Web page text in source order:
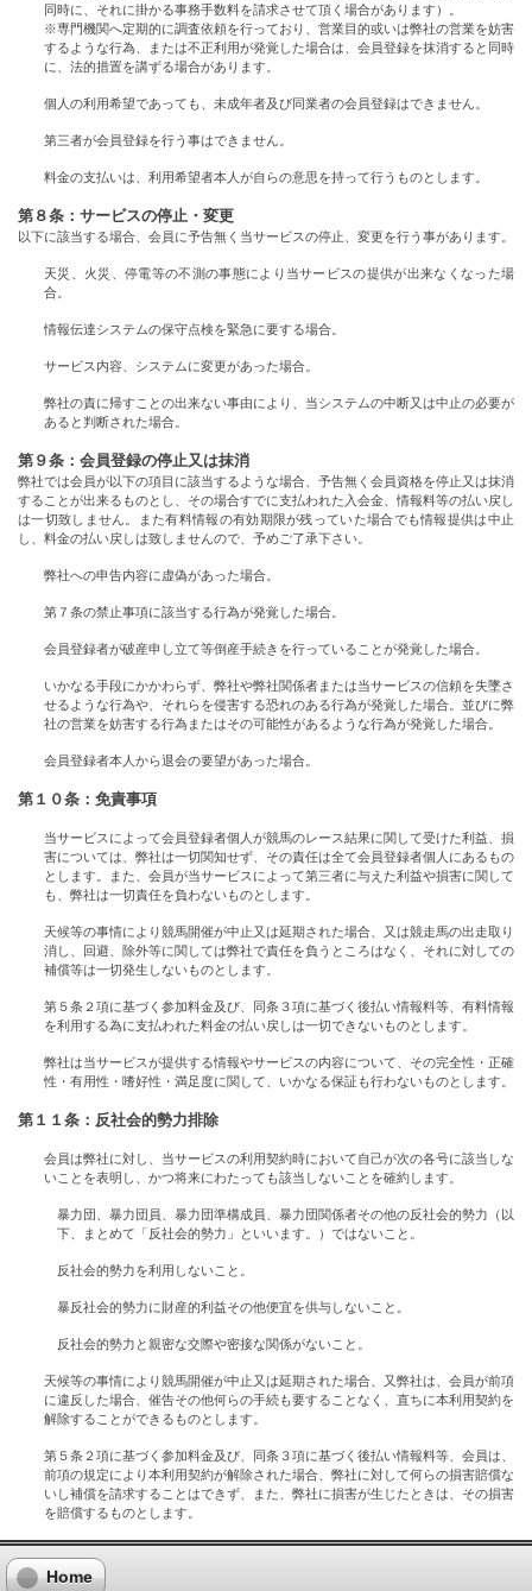
同時に、それに掛かる事務手数料を請求させて頂く場合があります）。
※専門機関へ定期的に調査依頼を行っており、営業目的或いは弊社の営業を妨害
するような行為、または不正利用が発覚した場合は、会員登録を抹消すると同時
に、法的措置を講ずる場合があります。
個人の利用希望であっても、未成年者及び同業者の会員登録はできません。
第三者が会員登録を行う事はできません。
料金の支払いは、利用希望者本人が自らの意思を持って行うものとします。
第８条：サービスの停止・変更
以下に該当する場合、会員に予告無く当サービスの停止、変更を行う事があります。
天災、火災、停電等の不測の事態により当サービスの提供が出来なくなった場
合。
情報伝達システムの保守点検を緊急に要する場合。
サービス内容、システムに変更があった場合。
弊社の責に帰すことの出来ない事由により、当システムの中断又は中止の必要が
あると判断された場合。
第９条：会員登録の停止又は抹消
弊社では会員が以下の項目に該当するような場合、予告無く会員資格を停止又は抹消
することが出来るものとし、その場合すでに支払われた入会金、情報料等の払い戻し
は一切致しません。また有料情報の有効期限が残っていた場合でも情報提供は中止
し、料金の払い戻しは致しませんので、予めご了承下さい。
弊社への申告内容に虚偽があった場合。
第７条の禁止事項に該当する行為が発覚した場合。
会員登録者が破産申し立て等倒産手続きを行っていることが発覚した場合。
いかなる手段にかかわらず、弊社や弊社関係者または当サービスの信頼を失墜さ
せるような行為や、それらを侵害する恐れのある行為が発覚した場合。並びに弊
社の営業を妨害する行為またはその可能性があるような行為が発覚した場合。
会員登録者本人から退会の要望があった場合。
第１０条：免責事項
当サービスによって会員登録者個人が競馬のレース結果に関して受けた利益、損
害については、弊社は一切関知せず、その責任は全て会員登録者個人にあるもの
とします。また、会員が当サービスによって第三者に与えた利益や損害に関して
も、弊社は一切責任を負わないものとします。
天候等の事情により競馬開催が中止又は延期された場合、又は競走馬の出走取り
消し、回避、除外等に関しては弊社で責任を負うところはなく、それに対しての
補償等は一切発生しないものとします。
第５条２項に基づく参加料金及び、同条３項に基づく後払い情報料等、有料情報
を利用する為に支払われた料金の払い戻しは一切できないものとします。
弊社は当サービスが提供する情報やサービスの内容について、その完全性・正確
性・有用性・嗜好性・満足度に関して、いかなる保証も行わないものとします。
第１１条：反社会的勢力排除
会員は弊社に対し、当サービスの利用契約時において自己が次の各号に該当しな
いことを表明し、かつ将来にわたっても該当しないことを確約します。
暴力団、暴力団員、暴力団準構成員、暴力団関係者その他の反社会的勢力（以
下、まとめて「反社会的勢力」といいます。）ではないこと。
反社会的勢力を利用しないこと。
暴反社会的勢力に財産的利益その他便宜を供与しないこと。
反社会的勢力と親密な交際や密接な関係がないこと。
天候等の事情により競馬開催が中止又は延期された場合、又弊社は、会員が前項
に違反した場合、催告その他何らの手続も要することなく、直ちに本利用契約を
解除することができるものとします。
第５条２項に基づく参加料金及び、同条３項に基づく後払い情報料等、会員は、
前項の規定により本利用契約が解除された場合、弊社に対して何らの損害賠償な
いし補償を請求することはできず、また、弊社に損害が生じたときは、その損害
を賠償するものとします。
Home